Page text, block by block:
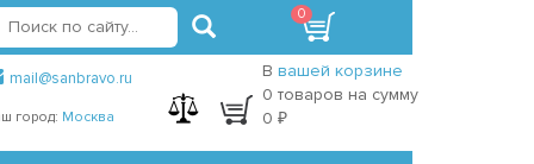
Точки самовывоза
mail@sanbravo.ru
город: Москва
регистрация
В вашей корзине
0 товаров на сумму
0 ₽
0